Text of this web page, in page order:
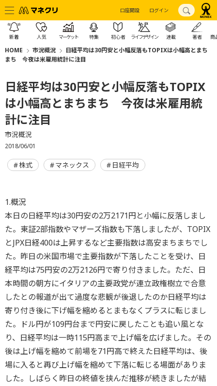
口座開設 ログイン
新着 人気 マーケット 特集 初心者 ライフデザイン 連載 著者 商
HOME 市況概況
日経平均は30円安と小幅反落もTOPIXは小幅高とまち
まち 今夜は米雇用統計に注目
日経平均は30円安と小幅反落もTOPIX
は小幅高とまちまち 今夜は米雇用統
計に注目
市況概況
2018/06/01
株式 マネックス 日経平均
1.概況
本日の日経平均は30円安の2万2171円と小幅に反落しまし
た。東証2部指数やマザーズ指数も下落しましたが、TOPIX
とJPX日経400は上昇するなど主要指数は高安まちまちでし
た。昨日の米国市場で主要指数が下落したことを受け、日
経平均は75円安の2万2126円で寄り付きました。ただ、日
本時間の朝方にイタリアの主要政党が連立政権樹立で合意
したとの報道が出て過度な悲観が後退したのか日経平均は
寄り付き後に下げ幅を縮めるとまもなくプラスに転じまし
た。ドル円が109円台まで円安に戻したことも追い風とな
り、日経平均は一時115円高まで上げ幅を広げました。その
後は上げ幅を縮めて前場を71円高で終えた日経平均は、後
場に入ると再び上げ幅を縮めて下落に転じる場面がありま
した。しばらく昨日の終値を挟んだ推移が続きましたが結